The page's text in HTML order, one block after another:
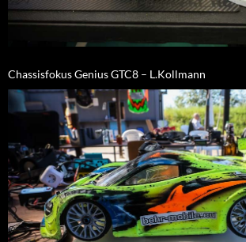
Chassisfokus Genius GTC8 – L.Kollmann